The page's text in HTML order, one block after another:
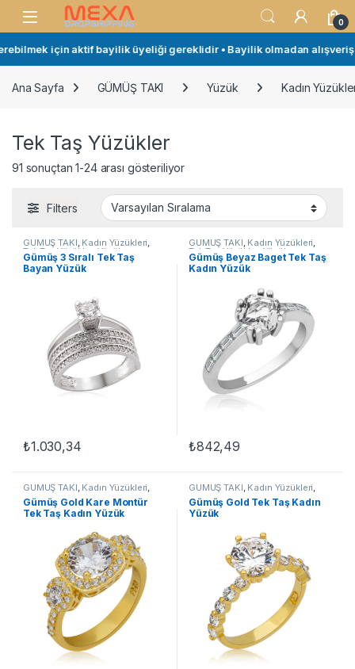
Skip to navigation
Skip to content
Open 0
için aktif bayilik üyeliği gereklidir • Bayilik olmadan alışveriş
Ana Sayfa GÜMÜŞ TAKI Yüzük Kadın
Tek Taş Yüzükler
91 sonuçtan 1-24 arası gösteriliyor
Filters
GÜMÜŞ TAKI, Kadın Yüzükleri,
Tek Taş Yüzükler Yüzük
Gümüş 3 Sıralı Tek Taş
Bayan Yüzük
₺1.030,34
Bu ürünün birden fazla varyasyonu var. Seçenekler ürün
GÜMÜŞ TAKI, Kadın Yüzükleri,
Tek Taş Yüzükler ,Yüzük
Gümüş Beyaz Baget Tek Taş
Kadın Yüzük
₺842,49
Bu ürünün birden fazla
GÜMÜŞ TAKI, Kadın Yüzükleri,
Tek Taş Yüzükler, Yüzük
Gümüş Gold Kare Montür
Tek Taş Kadın Yüzük
GÜMÜŞ TAKI, Kadın Yüzükleri,
Tek Taş Yüzükler Yüzük
Gümüş Gold Tek Taş Kadın
Yüzük